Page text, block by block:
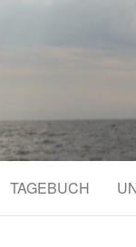
TAGEBUCH